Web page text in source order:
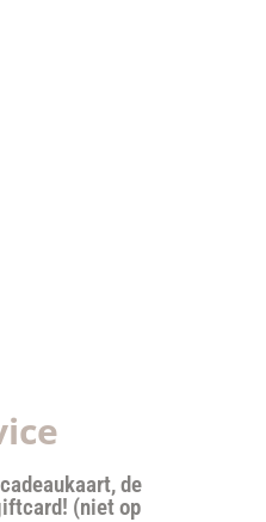
de
(niet op